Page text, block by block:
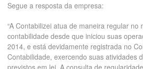
Segue a resposta da empresa:
“A Contabilizei atua de maneira regular no
contabilidade desde que iniciou suas
2014, e está devidamente registrada no
Contabilidade, exercendo suas atividades
previstos em lei. A consulta de